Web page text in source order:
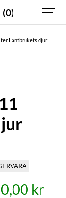
(0)
Lantbrukets djur
0,00 kr